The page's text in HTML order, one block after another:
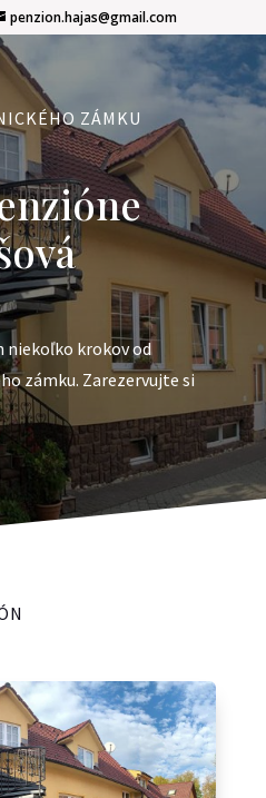
penzion.hajas@gmail.com
ZÁMKU
niekoľko krokov od
zámku. Zarezervujte si